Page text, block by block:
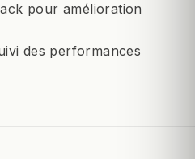
pour amélioration
des performances